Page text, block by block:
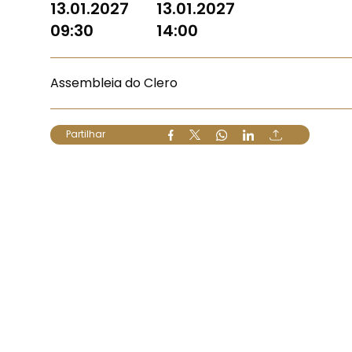
13.01.2027
09:30
13.01.2027
14:00
Assembleia do Clero
Partilhar